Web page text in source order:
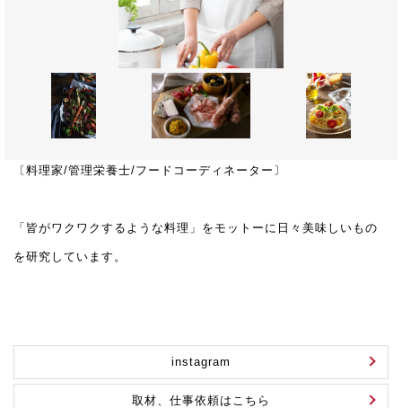
〔料理家/管理栄養士/フードコーディネーター〕
「皆がワクワクするような料理」をモットーに日々美味しいもの
を研究しています。
instagram
取材、仕事依頼はこちら